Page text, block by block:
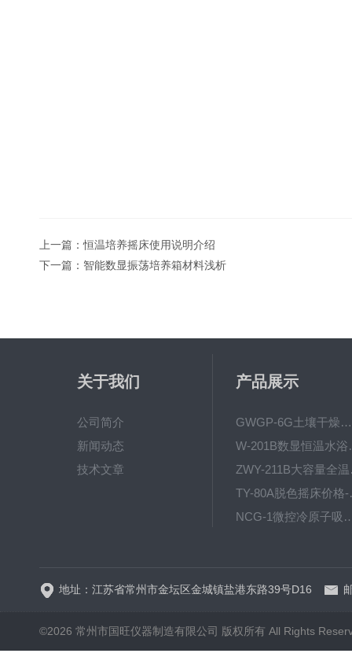
上一篇：恒温培养摇床使用说明介绍
下一篇： 智能数显振荡培养箱材料浅析
关于我们
公司简介
新闻动态
技术文章
产品展示
GWGP-6G土壤干燥柜-干燥箱/干燥机
W-
TY-
NCG-1微控冷
地址：江苏省常州市金坛区金城镇盐港东路39号D16
©2026 常州市国旺仪器制造有限公司 版权所有 All Rights